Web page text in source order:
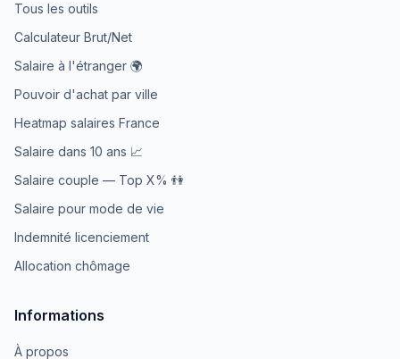
Tous les outils
Calculateur Brut/Net
Salaire à l'étranger 🌍
Pouvoir d'achat par ville
Heatmap salaires France
Salaire dans 10 ans 📈
Salaire couple — Top X% 👫
Salaire pour mode de vie
Indemnité licenciement
Allocation chômage
Informations
À propos